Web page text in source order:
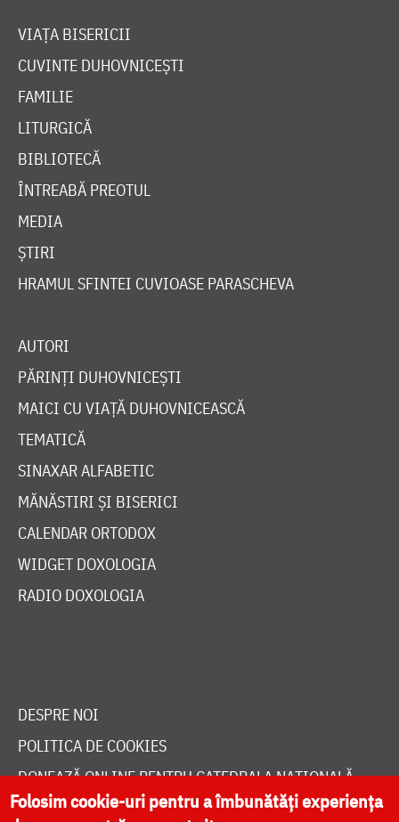
VIAȚA BISERICII
CUVINTE DUHOVNICEȘTI
FAMILIE
LITURGICĂ
BIBLIOTECĂ
ÎNTREABĂ PREOTUL
MEDIA
ȘTIRI
HRAMUL SFINTEI CUVIOASE PARASCHEVA
AUTORI
PĂRINȚI DUHOVNICEȘTI
MAICI CU VIAȚĂ DUHOVNICEASCĂ
TEMATICĂ
SINAXAR ALFABETIC
MĂNĂSTIRI ȘI BISERICI
CALENDAR ORTODOX
WIDGET DOXOLOGIA
RADIO DOXOLOGIA
DESPRE NOI
POLITICA DE COOKIES
DONEAZĂ ONLINE PENTRU CATEDRALA NAȚIONALĂ
Folosim cookie-uri pentru a îmbunătăți experiența